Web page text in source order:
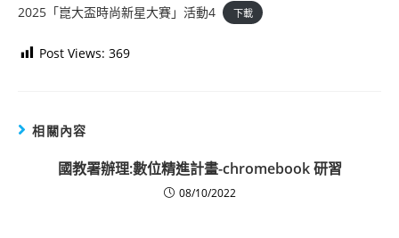
2025「崑大盃時尚新星大賽」活動4 下載
Post Views: 369
相關內容
國教署辦理:數位精進計畫-chromebook 研習
08/10/2022